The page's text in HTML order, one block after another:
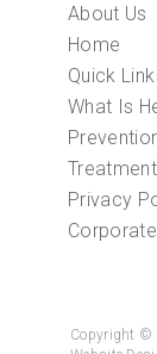
About Us
Home
Quick
What Is
Privacy
Copyright ©